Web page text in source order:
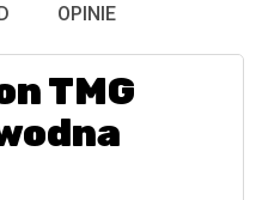
OPINIE
TMG